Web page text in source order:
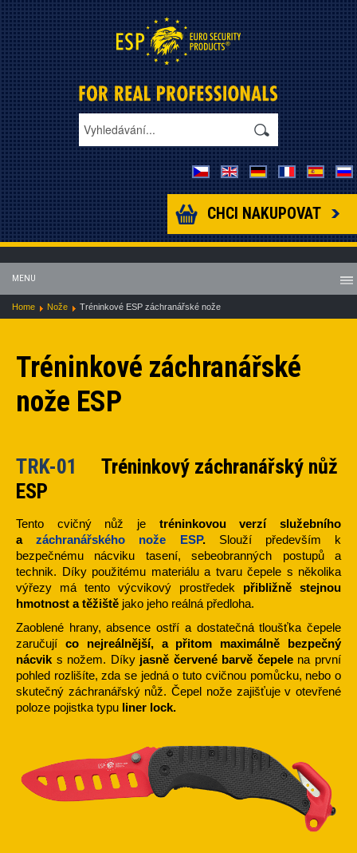
CHCI NAKUPOVAT
MENU
Home Nože Tréninkové ESP záchranářské nože
Tréninkové záchranářské
nože ESP
TRK-01 Tréninkový záchranářský nůž
ESP
Tento cvičný nůž je tréninkovou verzí služebního
azáchranářského nože ESP.Slouží především k
bezpečnému nácviku tasení, sebeobranných postupů a
technik. Díky použitému materiálu a tvaru čepele s několika
výřezy má tento výcvikový prostředek přibližně stejnou
hmotnost a těžiště jako jeho reálná předloha.
Zaoblené hrany, absence ostří a dostatečná tloušťka čepele
zaručují co nejreálnější, a přitom maximálně bezpečný
nácviks nožem. Díky jasně červené barvě čepelena první
pohled rozlišíte, zda se jedná o tuto cvičnou pomůcku, nebo o
skutečný záchranářský nůž. Čepel nože zajišťuje v otevřené
poloze pojistka typu liner lock.